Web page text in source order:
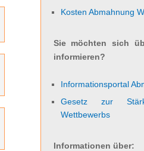
Kosten Abmahnung
Sie möchten sich
informieren?
Informationsportal
Gesetz zur
Wettbewerbs
Informationen über: